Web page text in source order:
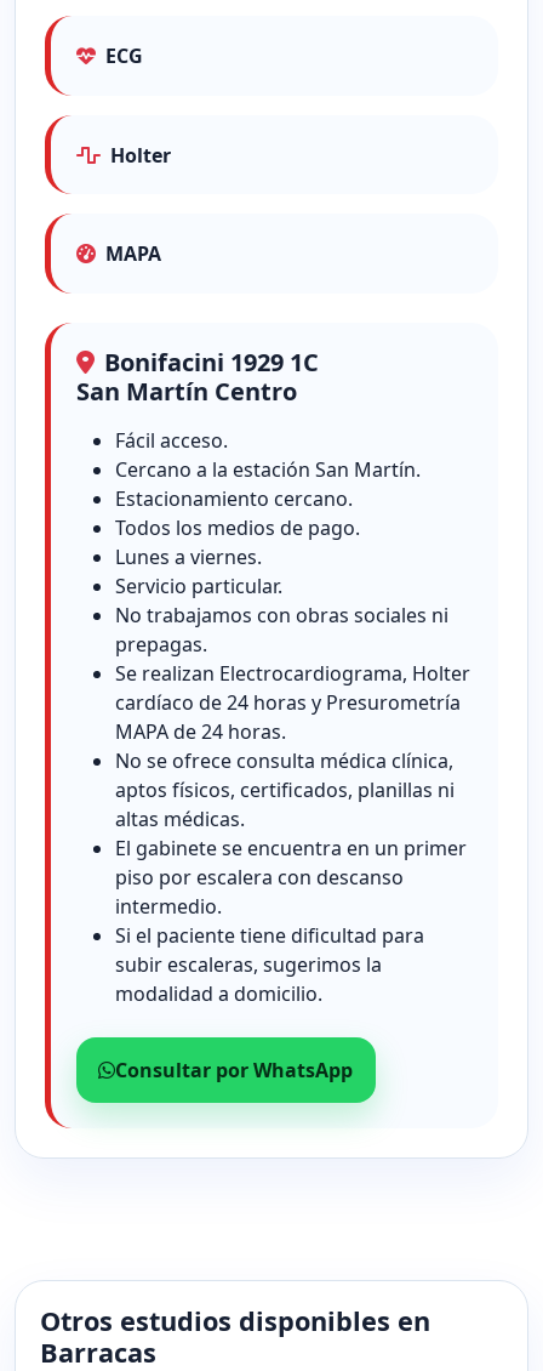
ECG
Holter
MAPA
Bonifacini 1929 1C
San Martín Centro
Fácil acceso.
Cercano a la estación San Martín.
Estacionamiento cercano.
Todos los medios de pago.
Lunes a viernes.
Servicio particular.
No trabajamos con obras sociales ni
prepagas.
Se realizan Electrocardiograma, Holter
cardíaco de 24 horas y Presurometría
MAPA de 24 horas.
No se ofrece consulta médica clínica,
aptos físicos, certificados, planillas ni
altas médicas.
El gabinete se encuentra en un primer
piso por escalera con descanso
intermedio.
Si el paciente tiene dificultad para
subir escaleras, sugerimos la
modalidad a domicilio.
Consultar por WhatsApp
Otros estudios disponibles en
Barracas